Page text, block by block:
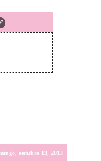
outubro 14, 2013
outubro 13, 2013